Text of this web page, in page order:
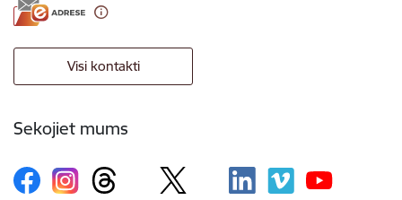
Visi kontakti
Sekojiet mums